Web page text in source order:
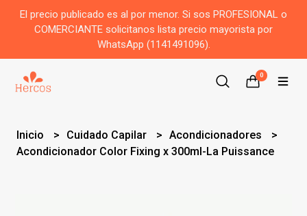
El precio publicado es al por menor. Si sos PROFESIONAL o
COMERCIANTE solicitanos lista precio mayorista por
WhatsApp (1141491096).
0
Inicio Cuidado Capilar
Acondicionadores
Acondicionador Color Fixing x 300ml-La Puissance